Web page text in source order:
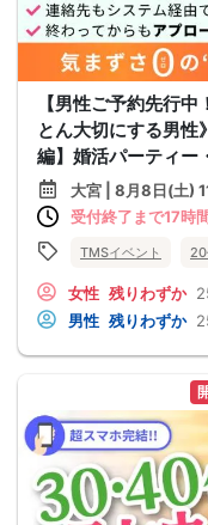
【男性ご予約先行
とん大切にする男性
編】婚活パーティ
大宮 | 8月8日(土)
受付終了まで17時
TMSイベント 20
女性 残りわずか
男性 残りわずか